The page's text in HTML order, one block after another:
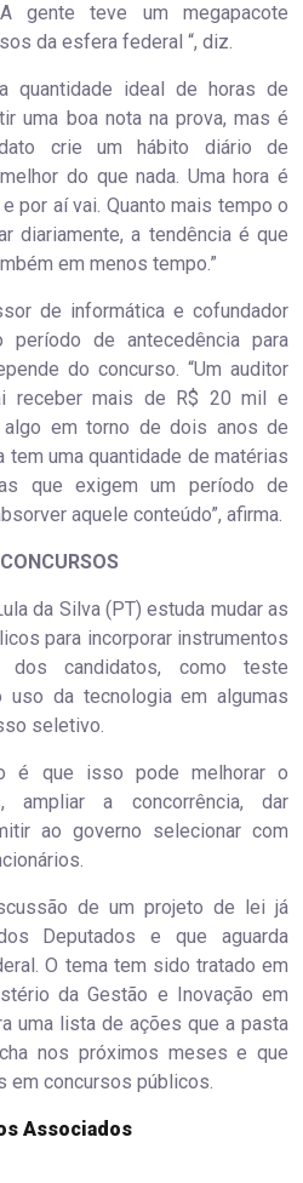
gente teve um megapacote
da esfera federal “, diz.
quantidade ideal de horas de
uma boa nota na prova, mas é
crie um hábito diário de
do que nada. Uma hora é
por aí vai. Quanto mais tempo o
diariamente, a tendência é que
em menos tempo.”
de informática e cofundador
período de antecedência para
do concurso. “Um auditor
receber mais de R$ 20 mil e
em torno de dois anos de
tem uma quantidade de matérias
que exigem um período de
aquele conteúdo”, afirma.
da Silva (PT) estuda mudar as
para incorporar instrumentos
dos candidatos, como teste
da tecnologia em algumas
seletivo.
é que isso pode melhorar o
ampliar a concorrência, dar
ao governo selecionar com
de um projeto de lei já
Deputados e que aguarda
O tema tem sido tratado em
da Gestão e Inovação em
uma lista de ações que a pasta
nos próximos meses e que
em concursos públicos.
Associados